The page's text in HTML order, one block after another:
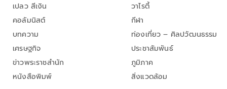
เปลว สีเงิน
คอลัมนิสต์
บทความ
เศรษฐกิจ
ข่าวพระราชสำนัก
หนังสือพิมพ์
วาไรตี้
กีฬา
ท่องเที่ยว – ศิลปวัฒนธรรม
ประชาสัมพันธ์
ภูมิภาค
สิ่งแวดล้อม